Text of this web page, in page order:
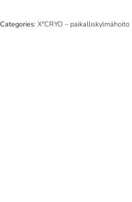
Categories: X°CRYO – paikalliskylmähoito